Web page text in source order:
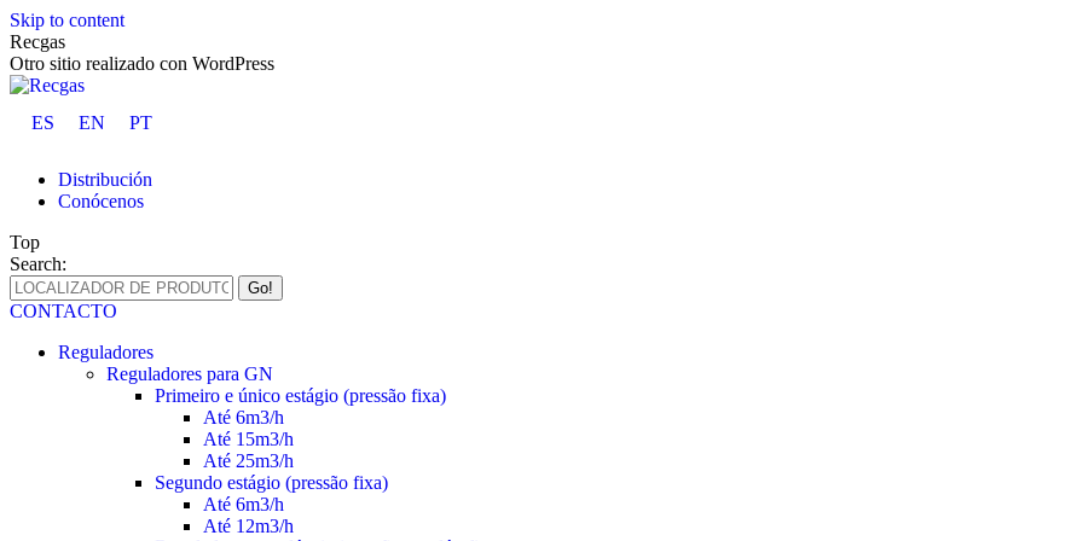
Skip to content
Recgas
Otro sitio realizado con WordPress
ES EN PT
Distribución
Conócenos
Top
Search:
CONTACTO
Reguladores
Reguladores para GN
Primeiro e único estágio (pressão fixa)
Até 6m3/h
Até 15m3/h
Até 25m3/h
Segundo estágio (pressão fixa)
Até 6m3/h
Até 12m3/h